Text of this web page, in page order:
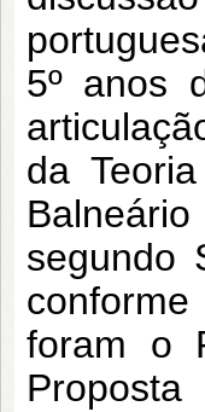
5º anos
da
segundo
foram o